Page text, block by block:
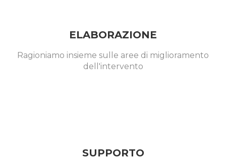
ELABORAZIONE
Ragioniamo insieme sulle aree di miglioramento
dell'intervento
SUPPORTO